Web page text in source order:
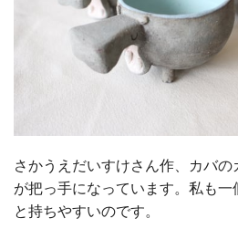
さかうえだいすけさん作、カバ
が把っ手になっています。私も
と持ちやすいのです。